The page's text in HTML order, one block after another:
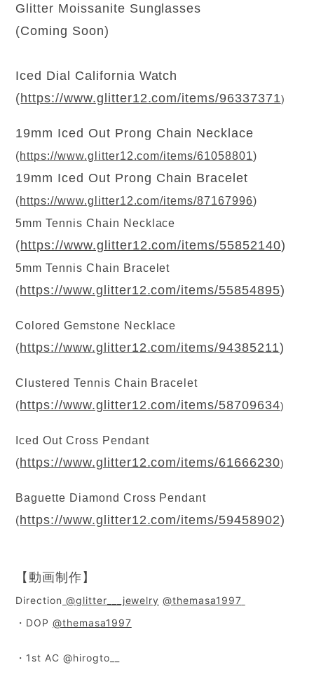
Glitter Moissanite Sunglasses
(Coming Soon)
Iced Dial California Watch
(https://www.glitter12.com/items/96337371)
19mm Iced Out Prong Chain Necklace
(https://www.glitter12.com/items/61058801)
19mm Iced Out Prong Chain Bracelet
(https://www.glitter12.com/items/87167996)
5mm Tennis Chain Necklace
(https://www.glitter12.com/items/55852140)
5mm Tennis Chain Bracelet
(https://www.glitter12.com/items/55854895)
Colored Gemstone Necklace
(https://www.glitter12.com/items/94385211)
Clustered Tennis Chain Bracelet
(https://www.glitter12.com/items/58709634)
Iced Out Cross Pendant
(https://www.glitter12.com/items/61666230)
Baguette Diamond Cross Pendant
(https://www.glitter12.com/items/59458902)
【動画制作】
Direction @glitter___jewelry @themasa1997
・DOP@themasa1997
・1st AC@hirogto__